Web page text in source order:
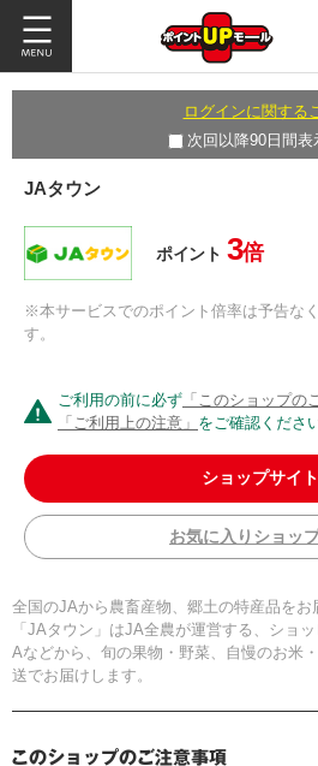
ログインに関する
次回以降90日間表
JAタウン
ポイント 3倍
※本サービスでのポイント倍率は予告な
す。
ご利用の前に必ず 「このショップの
「ご利用上の注意」 をご確認ください
ショップサイ
お気に入りショッ
全国のJAから農畜産物、郷土の特産品をお
「JAタウン」はJA全農が運営する、ショ
Aなどから、旬の果物・野菜、自慢のお米
送でお届けします。